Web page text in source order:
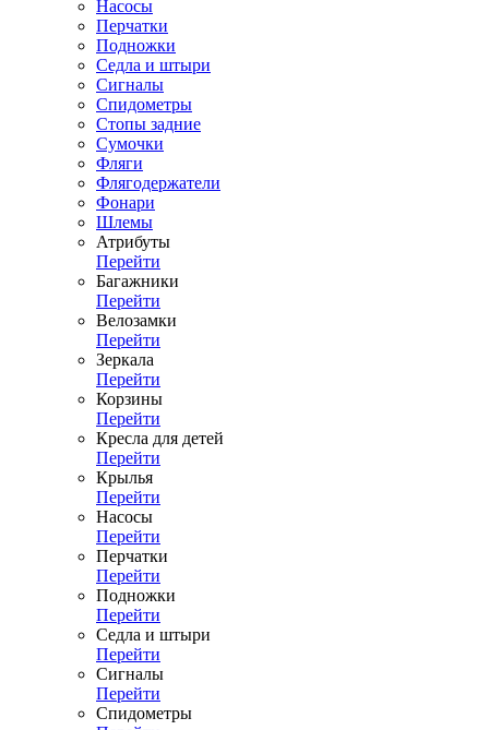
Насосы
Перчатки
Подножки
Седла и штыри
Сигналы
Спидометры
Стопы задние
Сумочки
Фляги
Флягодержатели
Фонари
Шлемы
Атрибуты
Перейти
Багажники
Перейти
Велозамки
Перейти
Зеркала
Перейти
Корзины
Перейти
Кресла для детей
Перейти
Крылья
Перейти
Насосы
Перейти
Перчатки
Перейти
Подножки
Перейти
Седла и штыри
Перейти
Сигналы
Перейти
Спидометры